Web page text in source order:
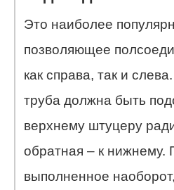
Это наиболее
позволяющее
как справа, так и
труба должна быть
верхнему штуцеру
обратная – к нижнему.
выполненное